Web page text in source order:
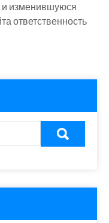
и изменившуюся
ответственность